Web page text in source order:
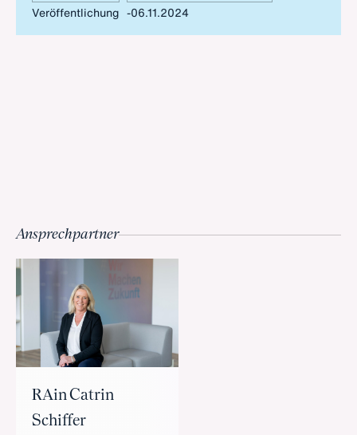
Veröffentlichung
06.11.2024
Ansprechpartner
RAin Catrin
Schiffer